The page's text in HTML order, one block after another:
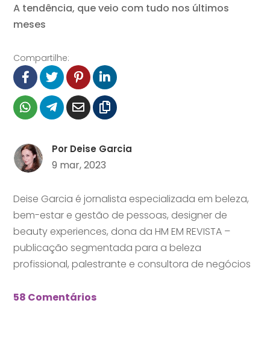
A tendência, que veio com tudo nos últimos
meses
Compartilhe:
Por Deise Garcia
9 mar, 2023
Deise Garcia é jornalista especializada em beleza,
bem-estar e gestão de pessoas, designer de
beauty experiences, dona da HM EM REVISTA –
publicação segmentada para a beleza
profissional, palestrante e consultora de negócios
58 Comentários